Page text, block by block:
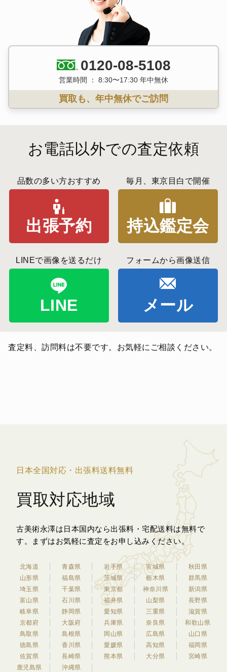
0120-08-5108
営業時間 ： 8:30〜17:30 年中無休
買取も、年中無休でご訪問
お電話以外での査定依頼
品数の多い方おすすめ
出張予約
毎月、東京目白で開催
持込鑑定会
LINEで画像を送るだけ
LINE
フォームから画像送信
メール
査定料、訪問料は不要です。お気軽にご相談ください。
日本全国対応・出張料送料無料
買取対応地域
古美術永澤は日本国内なら出張料・宅配送料は無料で
す。
まずはお気軽に査定をお申し込みください。
北海道 青森県 岩手県 宮城県
秋田県
山形県
福島県 茨城県 栃木県
群馬県
埼玉県
千葉県 東京都 神奈川県
新潟県
富山県
石川県 福井県 山梨県
長野県
岐阜県
静岡県 愛知県 三重県
滋賀県
京都府
大阪府 兵庫県 奈良県
和歌山県
鳥取県
島根県 岡山県 広島県
山口県
徳島県
香川県 愛媛県 高知県
福岡県
佐賀県
長崎県 熊本県 大分県
宮崎県
鹿児島県
沖縄県